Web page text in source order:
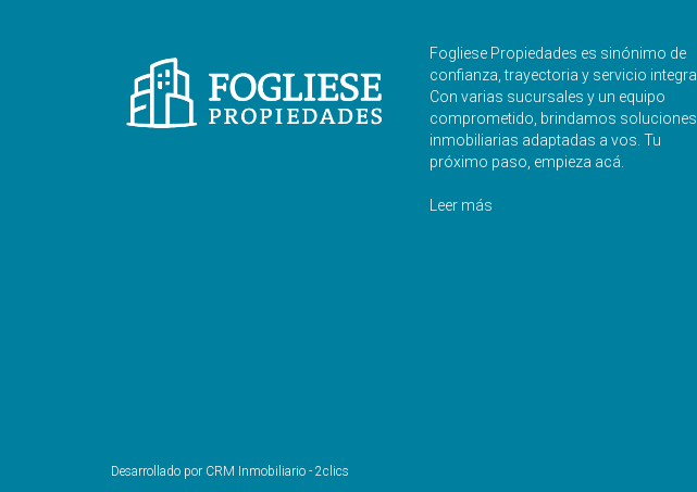
Fogliese Propiedades es sinónimo de
confianza, trayectoria y servicio integral.
Con varias sucursales y un equipo
comprometido, brindamos soluciones
inmobiliarias adaptadas a vos. Tu
próximo paso, empieza acá.
Leer más
Desarrollado por CRM Inmobiliario - 2clics